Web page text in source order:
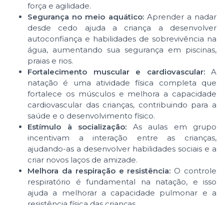
força e agilidade.
Segurança no meio aquático:Aprender a nadar
desde cedo ajuda a criança a desenvolver
autoconfiança e habilidades de sobrevivência na
água, aumentando sua segurança em piscinas,
praias e rios.
Fortalecimento muscular e cardiovascular:A
natação é uma atividade física completa que
fortalece os músculos e melhora a capacidade
cardiovascular das crianças, contribuindo para a
saúde e o desenvolvimento físico.
Estímulo à socialização: As aulas em grupo
incentivam a interação entre as crianças,
ajudando-as a desenvolver habilidades sociais e a
criar novos laços de amizade.
Melhora da respiração e resistência: O controle
respiratório é fundamental na natação, e isso
ajuda a melhorar a capacidade pulmonar e a